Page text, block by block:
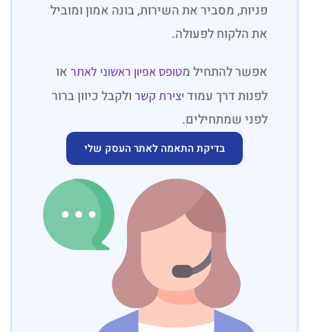
פניות, מסביר את השירות, בונה אמון ומוביל
את הלקוח לפעולה.
אפשר להתחיל מטופס אפיון ראשוני לאתר או
לפנות דרך עמוד יצירת קשר ולקבל כיוון ברור
לפני שמתחילים.
בדיקת התאמה לאתר העסק שלי